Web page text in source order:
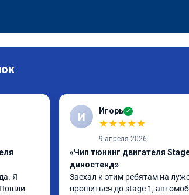
Я
И Игорь ✓
★★★★★
9 апреля 2026
«Чип тюнинг двигателя
диностенд»
Заехал к этим ребятам на
прошиться до stage 1,